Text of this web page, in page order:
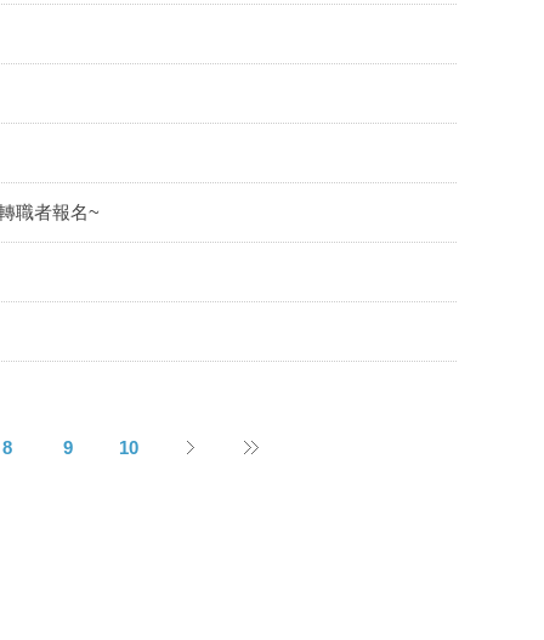
職者報名~
8 9 10